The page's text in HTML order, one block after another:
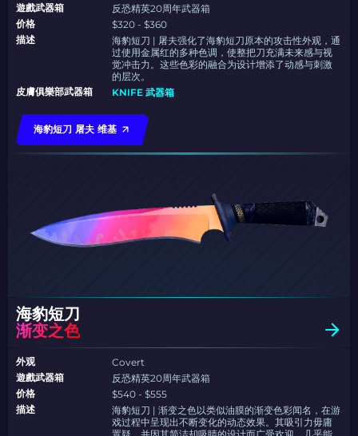
遊戲武器箱
反恐精英20周年武器箱
价格
$320 - $360
描述
海豹短刀 | 屠夫强化了海豹短刀原本的攻击性外观，通
过使用金属红的多种色调，使整把刀充满未来感与视
觉冲击力。这些色彩的融合为设计增添了动感与刺激
的层次。
皮膚俱樂部武器箱
KNIFE 武器箱
海豹短刀 屠夫 维基
海豹短刀
渐变之色
外观
Covert
遊戲武器箱
反恐精英20周年武器箱
价格
$540 - $555
描述
海豹短刀 | 渐变之色以类似油膜的渐变色彩闻名，在游
戏过程中呈现出不断变化的动态效果。其吸引力毋庸